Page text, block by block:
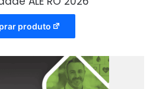
produto